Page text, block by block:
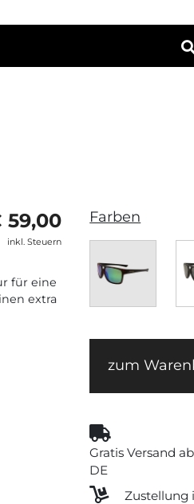
59,00
inkl. Steuern
für eine
extra
Farben
zum
Gratis Versand
DE
Zustellung